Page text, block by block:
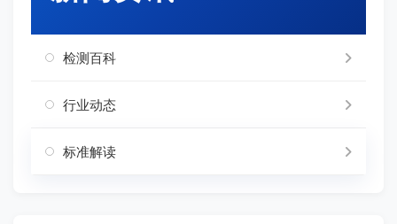
检测百科
行业动态
标准解读